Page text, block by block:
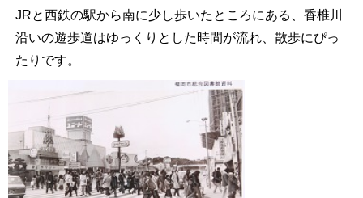
JRと西鉄の駅から南に少し歩いたところにある、香椎川
沿いの遊歩道はゆっくりとした時間が流れ、散歩にぴっ
たりです。